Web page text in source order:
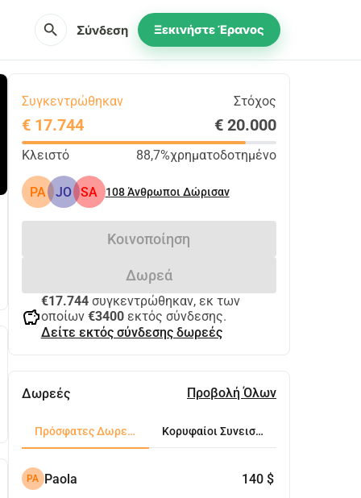
search Σύνδεση Ξεκινήστε Έρανος
Συγκεντρώθηκαν Στόχος
€ 17.744 € 20.000
Κλειστό 88,7%χρηματοδοτημένο
PA JO SA 108Άνθρωποι Δώρισαν
Κοινοποίηση
Δωρεά
savings
€17.744συγκεντρώθηκαν, εκ των
οποίων €3400εκτός σύνδεσης.
Δείτε εκτός σύνδεσης δωρεές
Δωρεές Προβολή Όλων
Πρόσφατες Δωρεές Κορυφαίοι Συνεισφέροντες
PA Paola 140 $